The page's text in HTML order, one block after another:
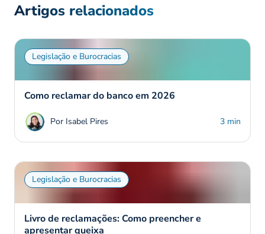
Artigos relacionados
Legislação e Burocracias
Como reclamar do banco em 2026
Por Isabel Pires 3 min
Legislação e Burocracias
Livro de reclamações: Como preencher e
apresentar queixa